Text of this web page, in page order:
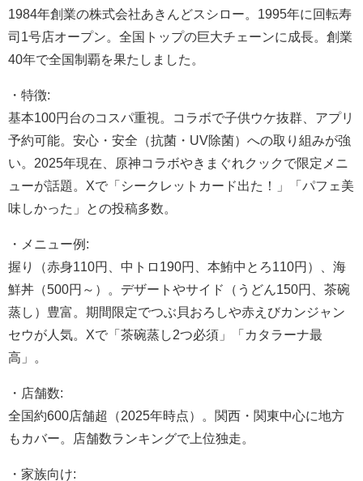
1984年創業の株式会社あきんどスシロー。1995年に回転寿
司1号店オープン。全国トップの巨大チェーンに成長。創業
40年で全国制覇を果たしました。
・特徴:
基本100円台のコスパ重視。コラボで子供ウケ抜群、アプリ
予約可能。安心・安全（抗菌・UV除菌）への取り組みが強
い。2025年現在、原神コラボやきまぐれクックで限定メニ
ューが話題。Xで「シークレットカード出た！」「パフェ美
味しかった」との投稿多数。
・メニュー例:
握り（赤身110円、中トロ190円、本鮪中とろ110円）、海
鮮丼（500円～）。デザートやサイド（うどん150円、茶碗
蒸し）豊富。期間限定でつぶ貝おろしや赤えびカンジャン
セウが人気。Xで「茶碗蒸し2つ必須」「カタラーナ最
高」。
・店舗数:
全国約600店舗超（2025年時点）。関西・関東中心に地方
もカバー。店舗数ランキングで上位独走。
・家族向け: